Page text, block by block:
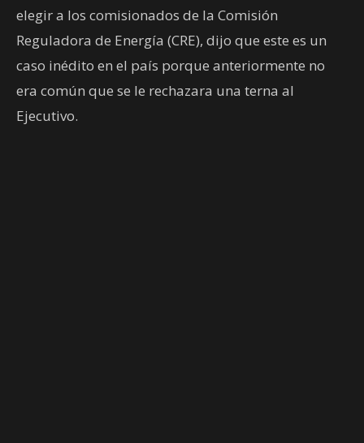
elegir a los comisionados de la Comisión
Reguladora de Energía (CRE), dijo que este es un
caso inédito en el país porque anteriormente no
era común que se le rechazara una terna al
Ejecutivo.